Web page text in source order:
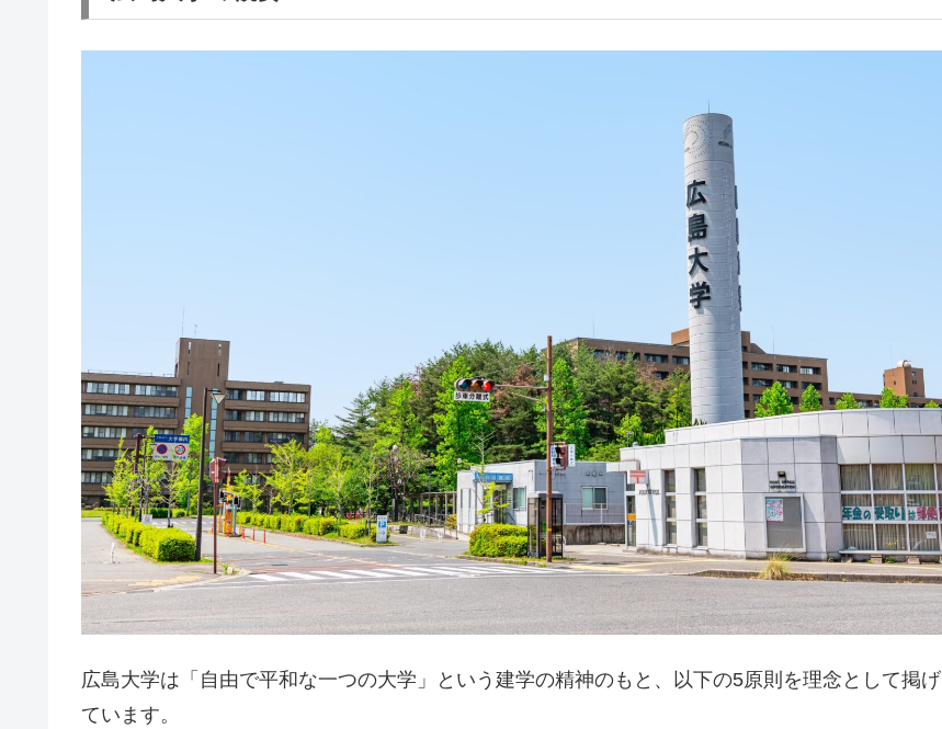
広島大学は「自由で平和な一つの大学」という建学の精神のもと、以下の5原則を理念として掲げ
ています。